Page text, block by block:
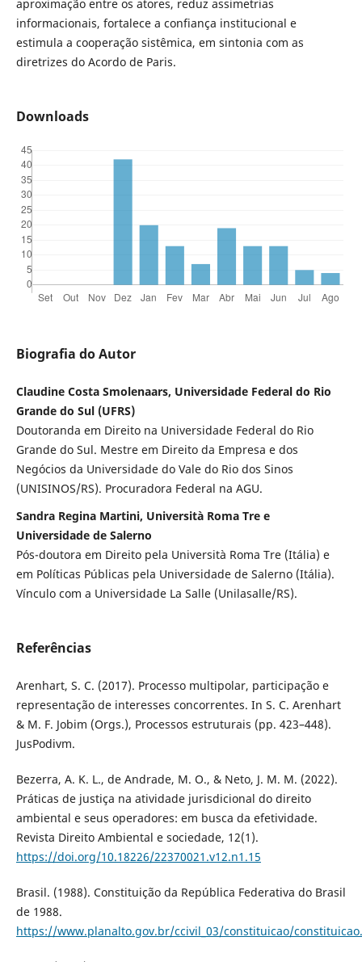
aproximação entre os atores, reduz assimetrias
informacionais, fortalece a confiança institucional e
estimula a cooperação sistêmica, em sintonia com as
diretrizes do Acordo de Paris.
Downloads
Biografia do Autor
Claudine Costa Smolenaars, Universidade Federal do Rio
Grande do Sul (UFRS)
Doutoranda em Direito na Universidade Federal do Rio
Grande do Sul. Mestre em Direito da Empresa e dos
Negócios da Universidade do Vale do Rio dos Sinos
(UNISINOS/RS). Procuradora Federal na AGU.
Sandra Regina Martini, Università Roma Tre e
Universidade de Salerno
Pós-doutora em Direito pela Università Roma Tre (Itália) e
em Políticas Públicas pela Universidade de Salerno (Itália).
Vínculo com a Universidade La Salle (Unilasalle/RS).
Referências
Arenhart, S. C. (2017). Processo multipolar, participação e
representação de interesses concorrentes. In S. C. Arenhart
& M. F. Jobim (Orgs.), Processos estruturais (pp. 423–448).
JusPodivm.
Bezerra, A. K. L., de Andrade, M. O., & Neto, J. M. M. (2022).
Práticas de justiça na atividade jurisdicional do direito
ambiental e seus operadores: em busca da efetividade.
Revista Direito Ambiental e sociedade, 12(1).
https://doi.org/10.18226/22370021.v12.n1.15
Brasil. (1988). Constituição da República Federativa do Brasil
de 1988.
https://www.planalto.gov.br/ccivil_03/constituicao/